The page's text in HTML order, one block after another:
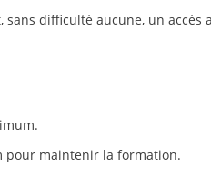
difficulté aucune, un accès
pour maintenir la formation.